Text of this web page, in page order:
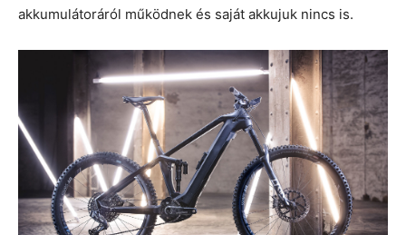
akkumulátoráról működnek és saját akkujuk nincs is.